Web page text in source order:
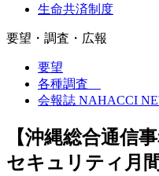
生命共済制度
要望・調査・広報
要望
各種調査
会報誌 NAHACCI
【沖縄総合通信
セキュリティ月